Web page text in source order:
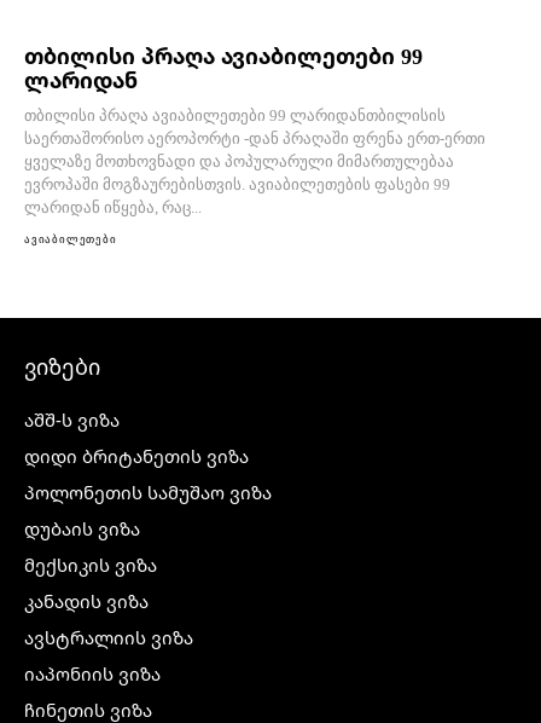
თბილისი პრაღა ავიაბილეთები 99
ლარიდან
თბილისი პრაღა ავიაბილეთები 99 ლარიდანთბილისის
საერთაშორისო აეროპორტი -დან პრაღაში ფრენა ერთ-ერთი
ყველაზე მოთხოვნადი და პოპულარული მიმართულებაა
ევროპაში მოგზაურებისთვის. ავიაბილეთების ფასები 99
ლარიდან იწყება, რაც...
ავიაბილეთები
ვიზები
აშშ-ს ვიზა
დიდი ბრიტანეთის ვიზა
პოლონეთის სამუშაო ვიზა
დუბაის ვიზა
მექსიკის ვიზა
კანადის ვიზა
ავსტრალიის ვიზა
იაპონიის ვიზა
ჩინეთის ვიზა